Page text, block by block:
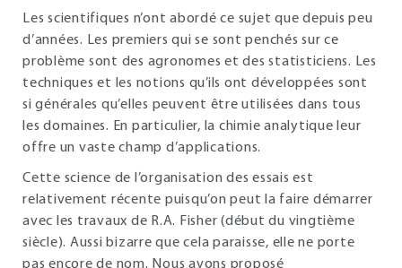
Les scientifiques n’ont abordé ce sujet que depuis peu
d’années. Les premiers qui se sont penchés sur ce
problème sont des agronomes et des statisticiens. Les
techniques et les notions qu’ils ont développées sont
si générales qu’elles peuvent être utilisées dans tous
les domaines. En particulier, la chimie analytique leur
offre un vaste champ d’applications.
Cette science de l’organisation des essais est
relativement récente puisqu’on peut la faire démarrer
avec les travaux de R.A. Fisher (début du vingtième
siècle). Aussi bizarre que cela paraisse, elle ne porte
pas encore de nom. Nous avons proposé